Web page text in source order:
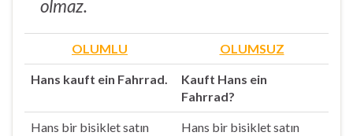
olmaz.
OLUMLU OLUMSUZ
Hans kauft ein Fahrrad.
Kauft Hans ein
Fahrrad?
Hans bir bisiklet satın
Hans bir bisiklet satın